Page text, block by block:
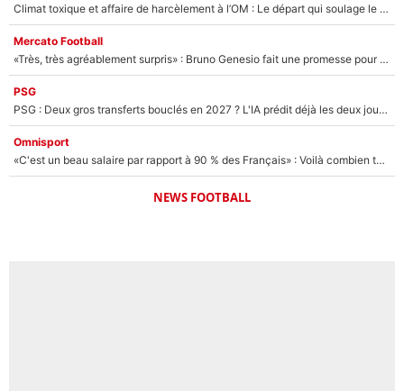
Climat toxique et affaire de harcèlement à l’OM : Le départ qui soulage le vestiaire de Bruno Genesio
Mercato Football
«Très, très agréablement surpris» : Bruno Genesio fait une promesse pour la suite du mercato de l’OM et rassure les supporters
PSG
PSG : Deux gros transferts bouclés en 2027 ? L'IA prédit déjà les deux joueurs qui pourraient rejoindre Luis Enrique !
Omnisport
«C'est un beau salaire par rapport à 90 % des Français» : Voilà combien touchait Nelson Monfort sur France Télévisions avant de rejoindre CNews
NEWS FOOTBALL